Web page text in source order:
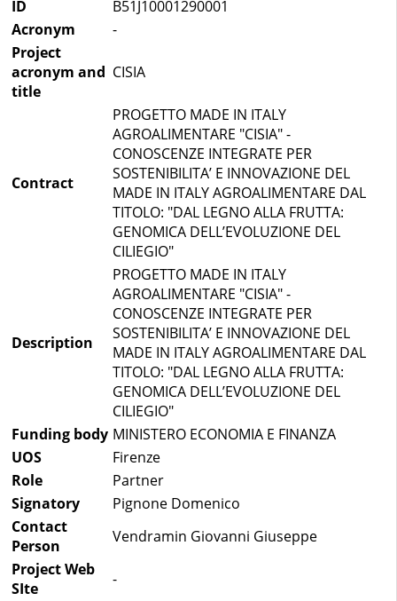
ID
B51J10001290001
Acronym
-
Project
acronym and
title
CISIA
Contract
PROGETTO MADE IN ITALY
AGROALIMENTARE "CISIA" -
CONOSCENZE INTEGRATE PER
SOSTENIBILITA’ E INNOVAZIONE DEL
MADE IN ITALY AGROALIMENTARE DAL
TITOLO: "DAL LEGNO ALLA FRUTTA:
GENOMICA DELL’EVOLUZIONE DEL
CILIEGIO"
Description
PROGETTO MADE IN ITALY
AGROALIMENTARE "CISIA" -
CONOSCENZE INTEGRATE PER
SOSTENIBILITA’ E INNOVAZIONE DEL
MADE IN ITALY AGROALIMENTARE DAL
TITOLO: "DAL LEGNO ALLA FRUTTA:
GENOMICA DELL’EVOLUZIONE DEL
CILIEGIO"
Funding body MINISTERO ECONOMIA E FINANZA
UOS
Firenze
Role
Partner
Signatory
Pignone Domenico
Contact
Person
Vendramin Giovanni Giuseppe
Project Web
SIte
-